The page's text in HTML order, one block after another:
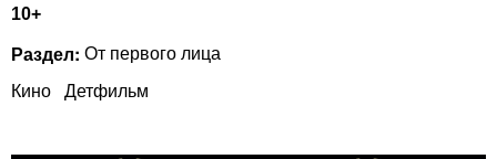
10+
Раздел: От первого лица
Кино
Детфильм